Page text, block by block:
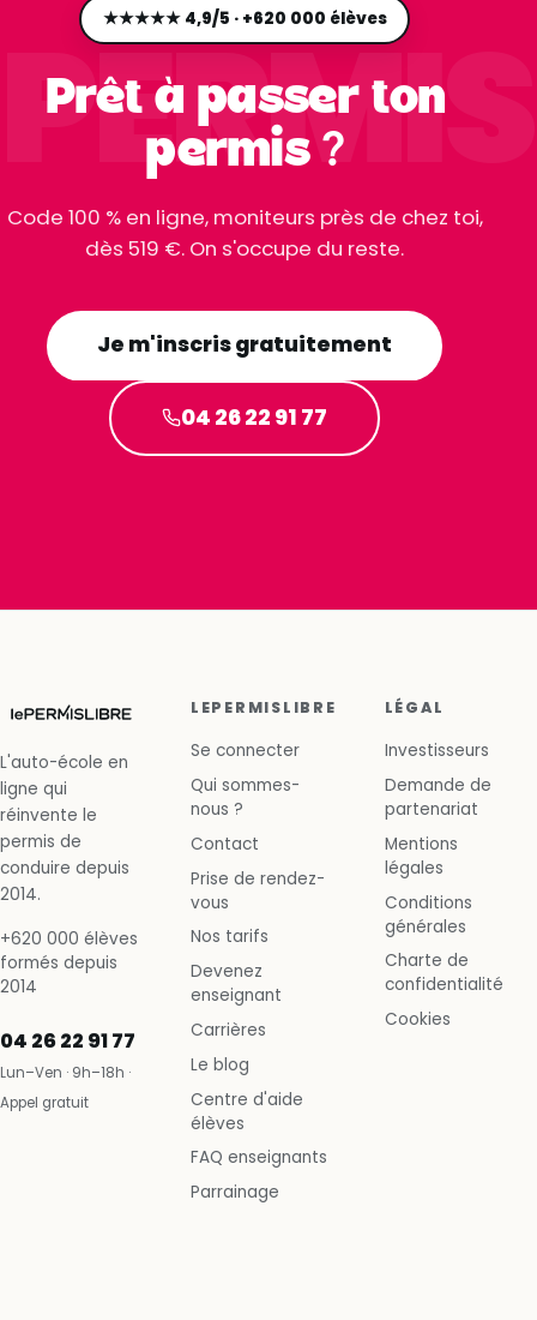
PERMIS
★★★★★ 4,9/5 · +620 000 élèves
Prêt à passer ton
permis ?
Code 100 % en ligne, moniteurs près de chez toi,
dès 519 €. On s'occupe du reste.
Je m'inscris gratuitement
04 26 22 91 77
L'auto-école en
ligne qui
réinvente le
permis de
conduire depuis
2014.
+620 000 élèves
formés depuis
2014
04 26 22 91 77
Lun–Ven · 9h–18h ·
Appel gratuit
LEPERMISLIBRE
Se connecter
Qui sommes-
nous ?
Contact
Prise de rendez-
vous
Nos tarifs
Devenez
enseignant
Carrières
Le blog
Centre d'aide
élèves
FAQ enseignants
Parrainage
LÉGAL
Investisseurs
Demande de
partenariat
Mentions
légales
Conditions
générales
Charte de
confidentialité
Cookies